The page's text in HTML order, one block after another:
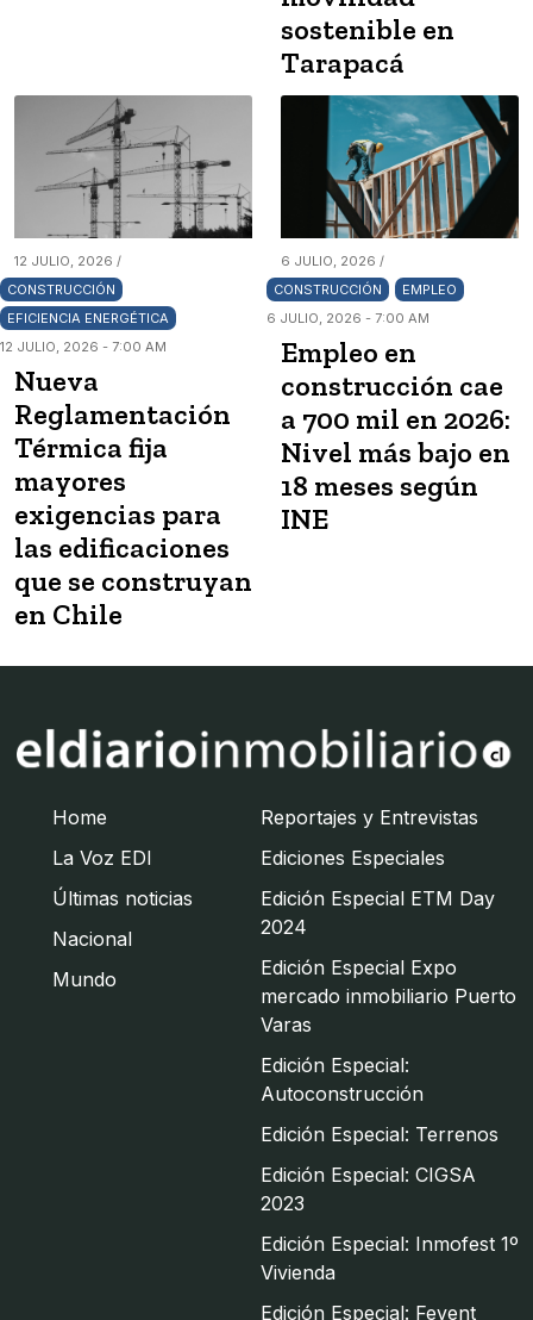
sostenible en
Tarapacá
12 JULIO, 2026 /
CONSTRUCCIÓN
EFICIENCIA ENERGÉTICA
12 JULIO, 2026 - 7:00 AM
Nueva
Reglamentación
Térmica fija
mayores
exigencias para
las edificaciones
que se construyan
en Chile
6 JULIO, 2026 /
CONSTRUCCIÓN
EMPLEO
6 JULIO, 2026 - 7:00 AM
Empleo en
construcción cae
a 700 mil en 2026:
Nivel más bajo en
18 meses según
INE
Home
La Voz EDI
Últimas noticias
Nacional
Mundo
Reportajes y Entrevistas
Ediciones Especiales
Edición Especial ETM Day
2024
Edición Especial Expo
mercado inmobiliario Puerto
Varas
Edición Especial:
Autoconstrucción
Edición Especial: Terrenos
Edición Especial: CIGSA
2023
Edición Especial: Inmofest 1º
Vivienda
Edición Especial: Fevent